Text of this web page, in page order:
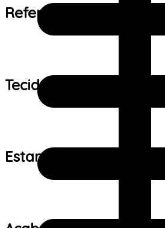
Referência de tamanho:
Tecido:
Estampa: